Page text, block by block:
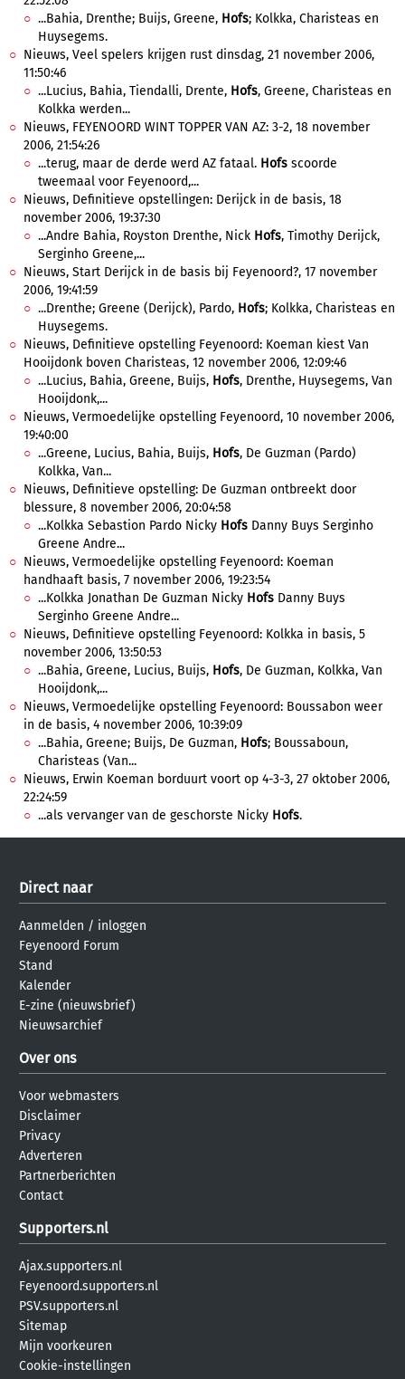
...Bahia, Drenthe; Buijs, Greene, Hofs; Kolkka, Charisteas en
Huysegems.
Nieuws, Veel spelers krijgen rust dinsdag, 21 november 2006,
11:50:46
...Lucius, Bahia, Tiendalli, Drente, Hofs, Greene, Charisteas en
Kolkka werden...
Nieuws, FEYENOORD WINT TOPPER VAN AZ: 3-2, 18 november
2006, 21:54:26
...terug, maar de derde werd AZ fataal. Hofs scoorde
tweemaal voor Feyenoord,...
Nieuws, Definitieve opstellingen: Derijck in de basis, 18
november 2006, 19:37:30
...Andre Bahia, Royston Drenthe, Nick Hofs, Timothy Derijck,
Serginho Greene,...
Nieuws, Start Derijck in de basis bij Feyenoord?, 17 november
2006, 19:41:59
...Drenthe; Greene (Derijck), Pardo, Hofs; Kolkka, Charisteas en
Huysegems.
Nieuws, Definitieve opstelling Feyenoord: Koeman kiest Van
Hooijdonk boven Charisteas, 12 november 2006, 12:09:46
...Lucius, Bahia, Greene, Buijs, Hofs, Drenthe, Huysegems, Van
Hooijdonk,...
Nieuws, Vermoedelijke opstelling Feyenoord, 10 november 2006,
19:40:00
...Greene, Lucius, Bahia, Buijs, Hofs, De Guzman (Pardo)
Kolkka, Van...
Nieuws, Definitieve opstelling: De Guzman ontbreekt door
blessure, 8 november 2006, 20:04:58
...Kolkka Sebastion Pardo Nicky Hofs Danny Buys Serginho
Greene Andre...
Nieuws, Vermoedelijke opstelling Feyenoord: Koeman
handhaaft basis, 7 november 2006, 19:23:54
...Kolkka Jonathan De Guzman Nicky Hofs Danny Buys
Serginho Greene Andre...
Nieuws, Definitieve opstelling Feyenoord: Kolkka in basis, 5
november 2006, 13:50:53
...Bahia, Greene, Lucius, Buijs, Hofs, De Guzman, Kolkka, Van
Hooijdonk,...
Nieuws, Vermoedelijke opstelling Feyenoord: Boussabon weer
in de basis, 4 november 2006, 10:39:09
...Bahia, Greene; Buijs, De Guzman, Hofs; Boussaboun,
Charisteas (Van...
Nieuws, Erwin Koeman borduurt voort op 4-3-3, 27 oktober 2006,
22:24:59
...als vervanger van de geschorste Nicky Hofs.
Direct naar
Aanmelden / inloggen
Feyenoord Forum
Stand
Kalender
E-zine (nieuwsbrief)
Nieuwsarchief
Over ons
Voor webmasters
Disclaimer
Privacy
Adverteren
Partnerberichten
Contact
Supporters.nl
Ajax.supporters.nl
Feyenoord.supporters.nl
PSV.supporters.nl
Sitemap
Mijn voorkeuren
Cookie-instellingen